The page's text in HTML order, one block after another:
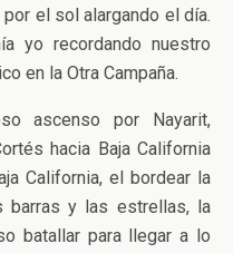
el sol alargando el día.
yo recordando nuestro
en la Otra Campaña.
ascenso por Nayarit,
hacia Baja California
California, el bordear la
barras y las estrellas, la
batallar para llegar a lo